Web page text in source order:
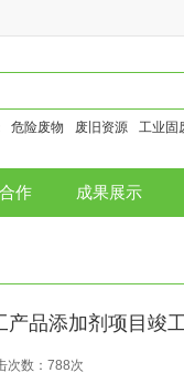
危险废物 废旧资源 工业固
作 成果展示
品添加剂项目竣
次数：788次